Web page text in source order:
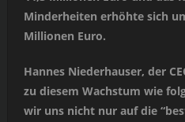
Minderheiten erhöhte sich
Millionen Euro.
Hannes Niederhauser, der
zu diesem Wachstum wie
wir uns nicht nur auf die